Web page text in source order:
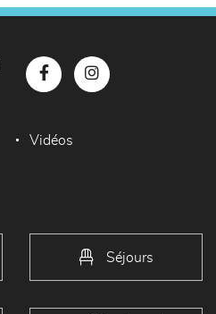
Vidéos
Séjours